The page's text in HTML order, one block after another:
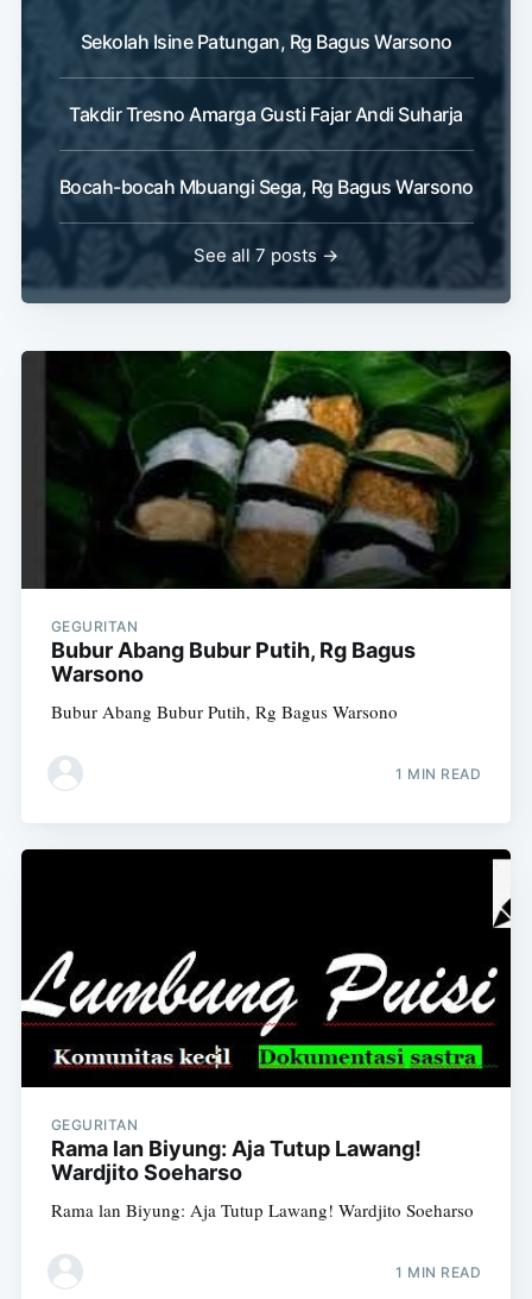
Sekolah Isine Patungan, Rg Bagus Warsono
Takdir Tresno Amarga Gusti Fajar Andi Suharja
Bocah-bocah Mbuangi Sega, Rg Bagus Warsono
See all 7 posts →
GEGURITAN
Bubur Abang Bubur Putih, Rg Bagus
Warsono
Bubur Abang Bubur Putih, Rg Bagus Warsono
1 MIN READ
GEGURITAN
Rama lan Biyung: Aja Tutup Lawang!
Wardjito Soeharso
Rama lan Biyung: Aja Tutup Lawang! Wardjito Soeharso
1 MIN READ